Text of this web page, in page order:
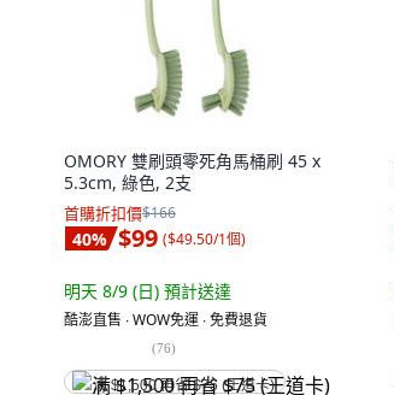
OMORY 雙刷頭零死角馬桶刷 45 x
5.3cm, 綠色, 2支
首購折扣價$166
40% $99 ($49.50/1個)
明天 8/9 (日) 預計送達
酷澎直售 ∙ WOW免運 ∙ 免費退貨
(76)
满 $1,500 再省 $75 (王道卡)